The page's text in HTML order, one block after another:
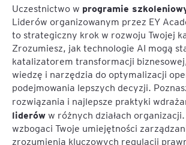
Uczestnictwo w programie
Liderów organizowanym przez EY
to strategiczny krok w rozwoju Twojej
Zrozumiesz, jak technologie AI mogą
katalizatorem transformacji
wiedzę i narzędzia do optymalizacji
podejmowania lepszych decyzji.
rozwiązania i najlepsze praktyki
lideróww różnych działach
wzbogaci Twoje umiejętności
zrozumienia kluczowych regulacji